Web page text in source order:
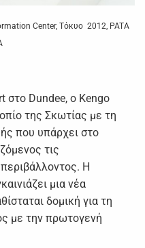
Center, Τόκυο 2012, PATA
στο Dundee, ο Kengo
της Σκωτίας με τη
που υπάρχει στο
τις
Η
μια νέα
δομική για τη
με την πρωτογενή